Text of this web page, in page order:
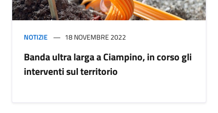
NOTIZIE 18 NOVEMBRE 2022
Banda ultra larga a Ciampino, in corso gli
interventi sul territorio